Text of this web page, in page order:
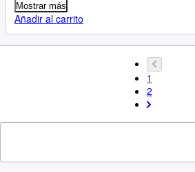
Mostrar más
Añadir al carrito
1
2